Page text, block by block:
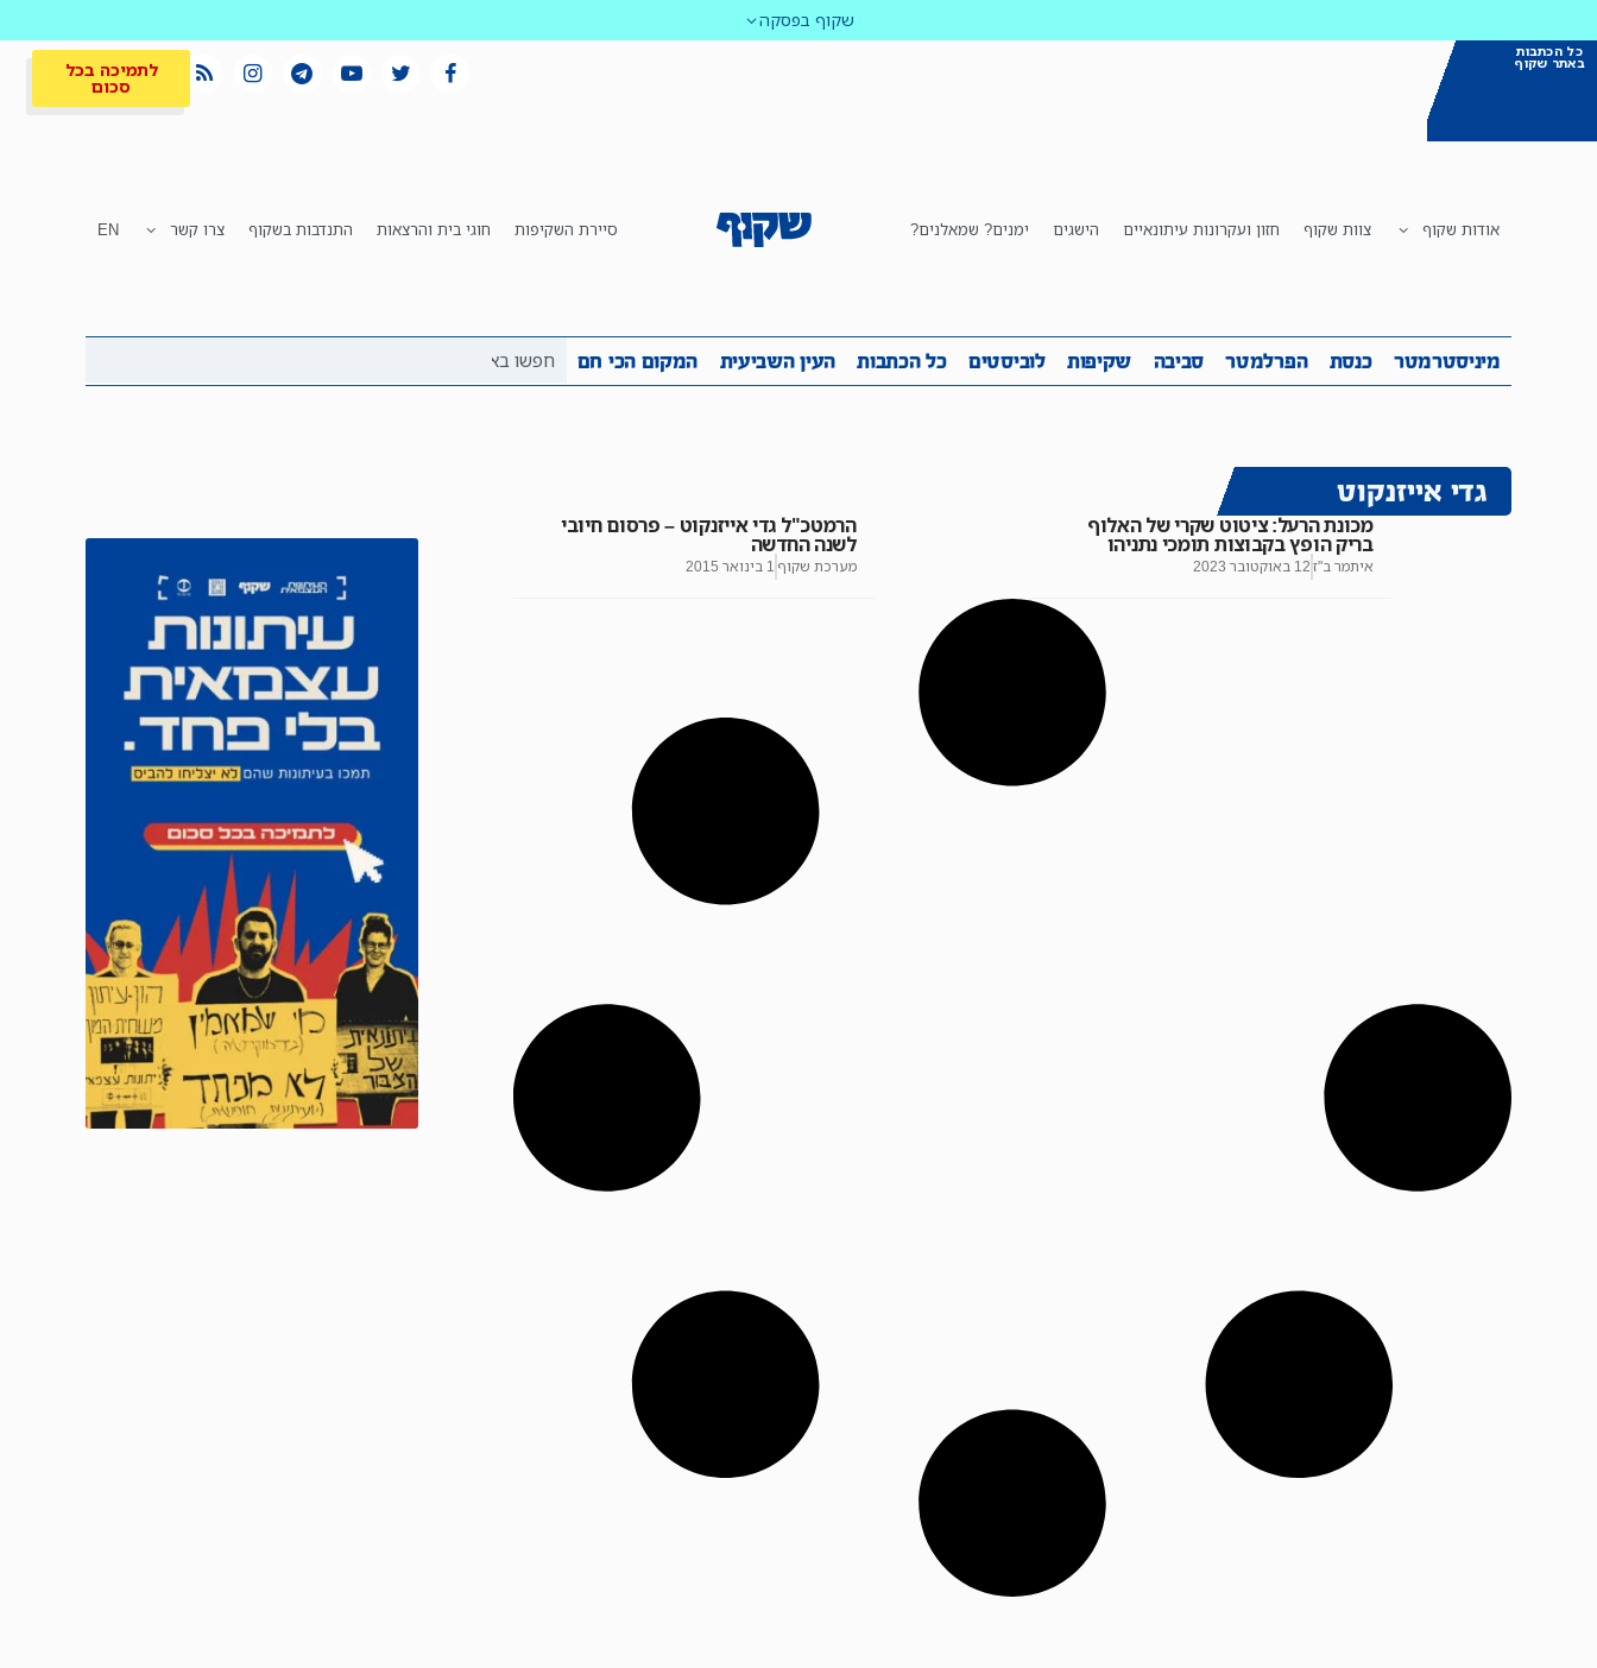
שקוף בפסקה
כל הכתבות
באתר שקוף לתמיכה בכל
סכום
אודות שקוף צוות שקוף חזון ועקרונות עיתונאיים הישגים ימנים? שמאלנים? סיירת השקיפות חוגי בית והרצאות התנדבות בשקוף צרו קשר EN
מיניסטרמטר כנסת הפרלמטר סביבה שקיפות לוביסטים כל הכתבות העין השביעית המקום הכי חם
מיניסטרמטר כנסת הפרלמטר סביבה שקיפות לוביסטים כל הכתבות העין השביעית המקום הכי חם לתמיכה בכל
גדי אייזנקוט
מכונת הרעל: ציטוט שקרי של האלוף
בריק הופץ בקבוצות תומכי נתניהו
איתמר ב"ז12 באוקטובר 2023
הרמטכ"ל גדי אייזנקוט – פרסום חיובי
לשנה החדשה
מערכת שקוף 1 בינואר 2015